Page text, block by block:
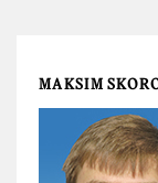
MAKSIM